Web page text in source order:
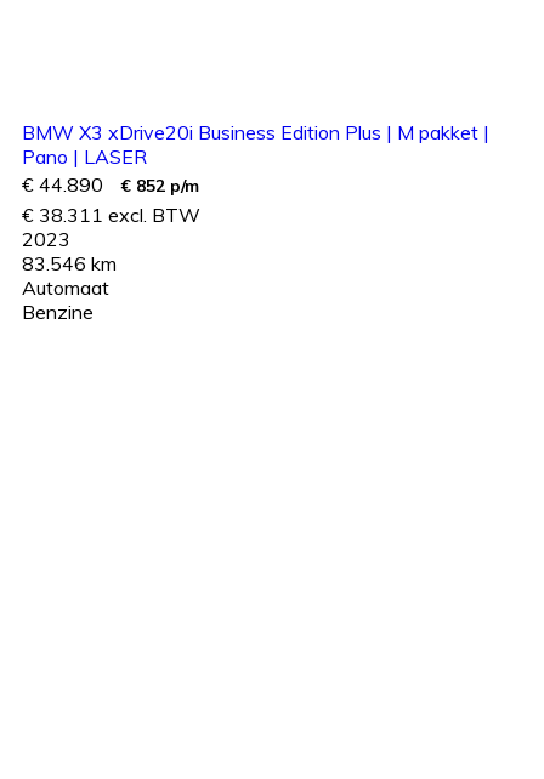
BMW X3 xDrive20i Business Edition Plus | M pakket |
Pano | LASER
€ 44.890
€ 852 p/m
€ 38.311 excl. BTW
2023
83.546 km
Automaat
Benzine